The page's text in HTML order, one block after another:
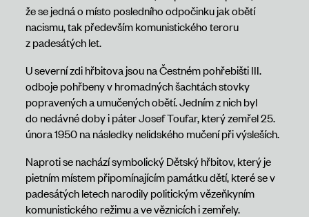
že se jedná o místo posledního odpočinku jak obětí
nacismu, tak především komunistického teroru
z padesátých let.
U severní zdi hřbitova jsou na Čestném pohřebišti III.
odboje pohřbeny v hromadných šachtách stovky
popravených a umučených obětí. Jedním z nich byl
do nedávné doby i páter Josef Toufar, který zemřel 25.
února 1950 na následky nelidského mučení při výsleších.
Naproti se nachází symbolický Dětský hřbitov, který je
pietním místem připomínajícím památku dětí, které se v
padesátých letech narodily politickým vězeňkyním
komunistického režimu a ve věznicích i zemřely.